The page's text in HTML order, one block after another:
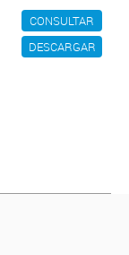
CONSULTAR
DESCARGAR